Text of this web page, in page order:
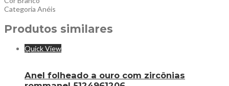
Categoria Anéis
Produtos similares
Quick View
Anel folheado a ouro com zircônias